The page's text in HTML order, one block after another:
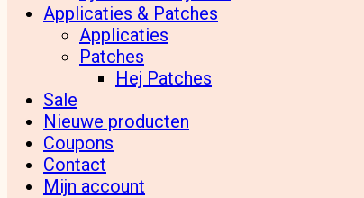
Applicaties & Patches
Applicaties
Patches
Hej Patches
Sale
Nieuwe producten
Coupons
Contact
Mijn account